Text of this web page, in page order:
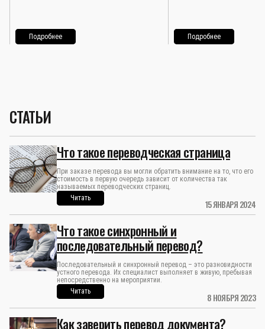
Подробнее Подробнее
СТАТЬИ
15 ЯНВАРЯ 2024
Что такое переводческая страница
При заказе перевода вы могли обратить внимание на то, что его
стоимость в первую очередь зависит от количества так
называемых переводческих страниц.
Читать
8 НОЯБРЯ 2023
Что такое синхронный и
последовательный перевод?
Последовательный и синхронный перевод – это разновидности
устного перевода. Их специалист выполняет в живую, пребывая
непосредственно на мероприятии.
Читать
Как заверить перевод документа?